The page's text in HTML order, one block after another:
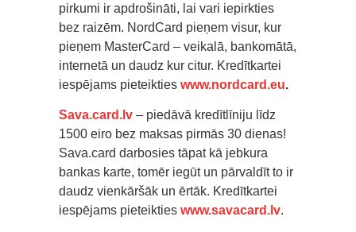
pirkumi ir apdrošināti, lai vari iepirkties
bez raizēm. NordCard pieņem visur, kur
pieņem MasterCard – veikalā, bankomātā,
internetā un daudz kur citur. Kredītkartei
iespējams pieteikties www.nordcard.eu.
Sava.card.lv – piedāvā kredītlīniju līdz
1500 eiro bez maksas pirmās 30 dienas!
Sava.card darbosies tāpat kā jebkura
bankas karte, tomēr iegūt un pārvaldīt to ir
daudz vienkāršāk un ērtāk. Kredītkartei
iespējams pieteikties www.savacard.lv.